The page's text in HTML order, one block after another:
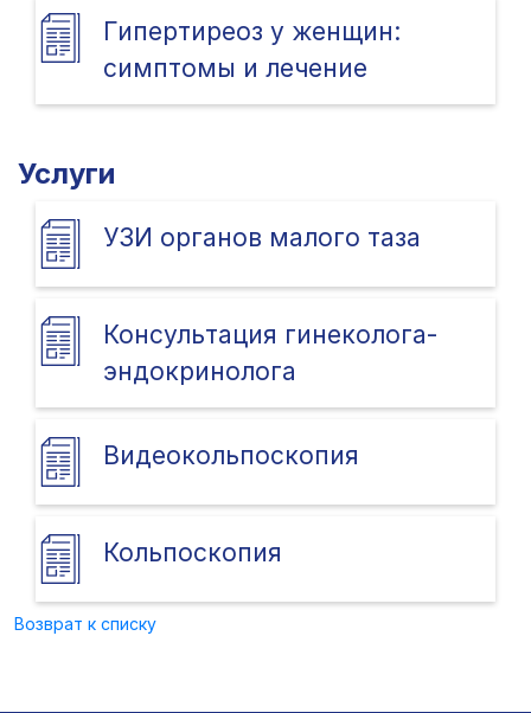
Гипертиреоз у женщин:
симптомы и лечение
Услуги
УЗИ органов малого таза
Консультация гинеколога-
эндокринолога
Видеокольпоскопия
Кольпоскопия
Возврат к списку